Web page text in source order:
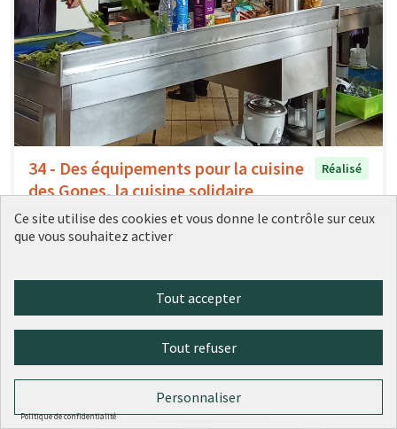
34 - Des équipements pour la cuisine
des Gones, la cuisine solidaire
partagée
Réalisé
Ville de Lyon 0 0
Ce site utilise des cookies et vous donne le contrôle sur ceux
que vous souhaitez activer
Tout accepter
Tout refuser
Personnaliser
Politique de confidentialité